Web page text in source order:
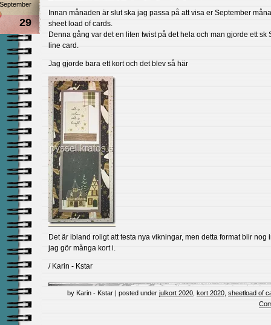
September
29
Innan månaden är slut ska jag passa på att visa er September
sheet load of cards.
Denna gång var det en liten twist på det hela och man gjorde ett sk
line card.
Jag gjorde bara ett kort och det blev så här
Det är ibland roligt att testa nya vikningar, men detta format blir nog
jag gör många kort i.
/ Karin - Kstar
by Karin - Kstar | posted under julkort 2020 kort 2020 sheetload of